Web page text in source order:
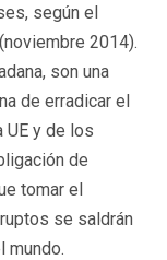
según el
2014).
son una
de erradicar el
UE y de los
de
tomar el
se saldrán
mundo.